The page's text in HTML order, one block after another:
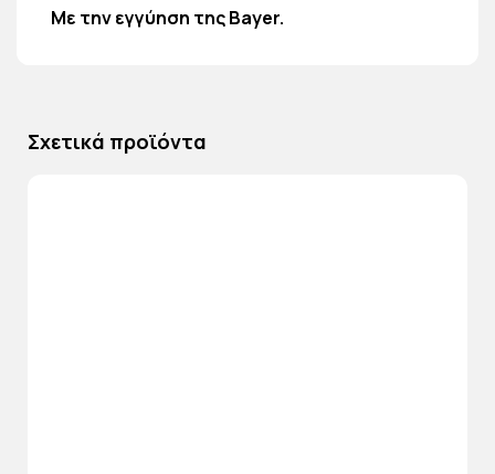
Με την εγγύηση της Bayer.
Σχετικά προϊόντα